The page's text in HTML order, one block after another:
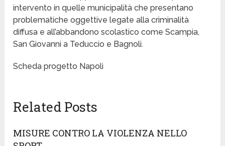
intervento in quelle municipalità che presentano
problematiche oggettive legate alla criminalità
diffusa e all’abbandono scolastico come Scampia,
San Giovanni a Teduccio e Bagnoli.
Scheda progetto Napoli
Related Posts
MISURE CONTRO LA VIOLENZA NELLO